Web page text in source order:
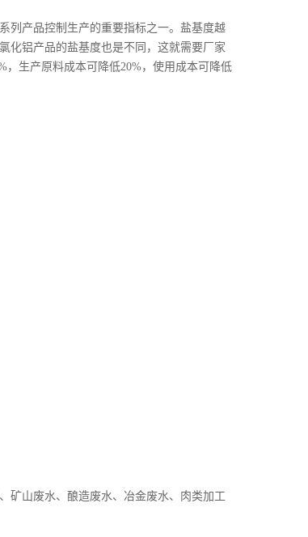
列产品控制生产的重要指标之一。盐基度越
化铝产品的盐基度也是不同，这就需要厂家
，生产原料成本可降低20%，使用成本可降低
矿山废水、酿造废水、冶金废水、肉类加工